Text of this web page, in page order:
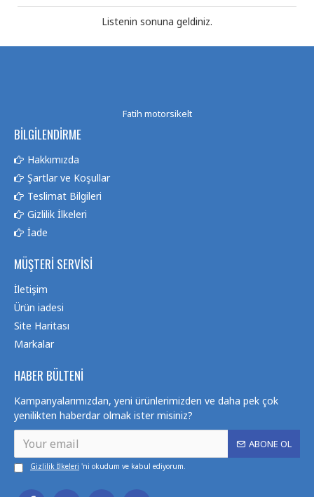
Listenin sonuna geldiniz.
Fatih motorsikelt
BILGILENDIRME
Hakkımızda
Şartlar ve Koşullar
Teslimat Bilgileri
Gizlilik İlkeleri
İade
MÜŞTERI SERVISI
İletişim
Ürün iadesi
Site Haritası
Markalar
HABER BÜLTENI
Kampanyalarımızdan, yeni ürünlerimizden ve daha pek çok
yenilikten haberdar olmak ister misiniz?
ABONE OL
Gizlilik İlkeleri 'ni okudum ve kabul ediyorum.